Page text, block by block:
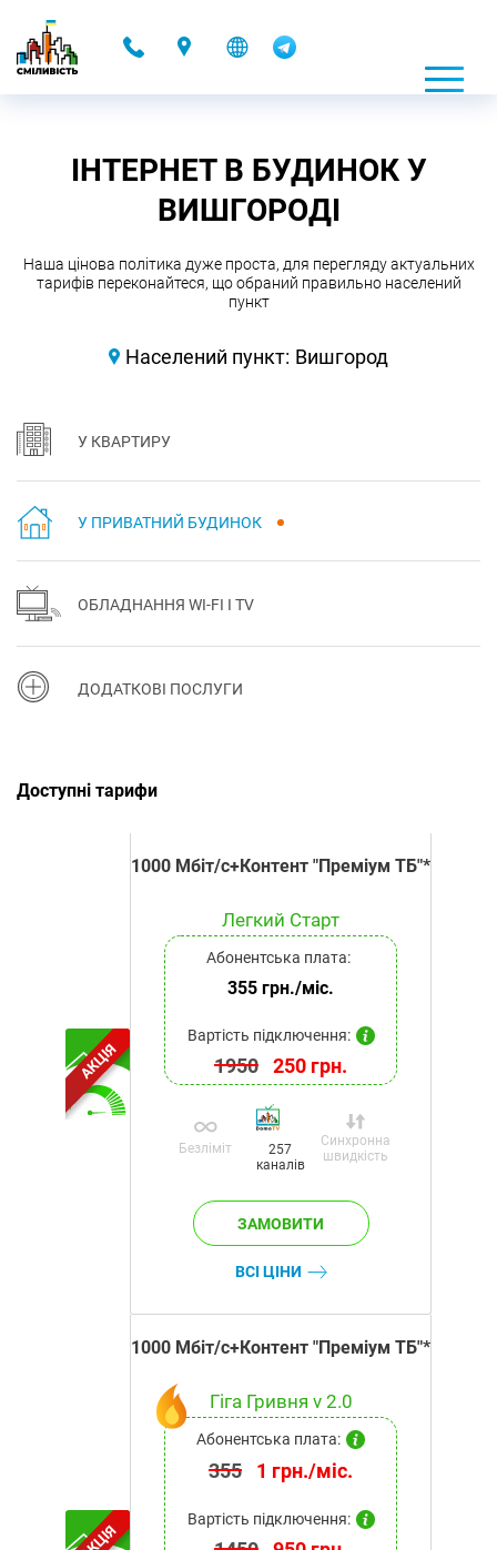
ІНТЕРНЕТ В БУДИНОК У
ВИШГОРОДІ
Наша цінова політика дуже проста, для перегляду актуальних
тарифів переконайтеся, що обраний правильно населений
пункт
Населений пункт: Вишгород
У КВАРТИРУ
У ПРИВАТНИЙ БУДИНОК
ОБЛАДНАННЯ WI-FI І TV
ДОДАТКОВІ ПОСЛУГИ
Доступні тарифи
АКЦІЯ
1000 Мбіт/с+Контент "Преміум ТБ"*
Легкий Старт
Абонентська плата:
355 грн./міс.
Вартість підключення:
1950 250 грн.
Безліміт
257
каналів
Синхронна
швидкість
ВСІ ЦІНИ
1000 Мбіт/с+Контент "Преміум ТБ"*
Гіга Гривня v 2.0
Абонентська плата:
355 1 грн./міс.
Вартість підключення: